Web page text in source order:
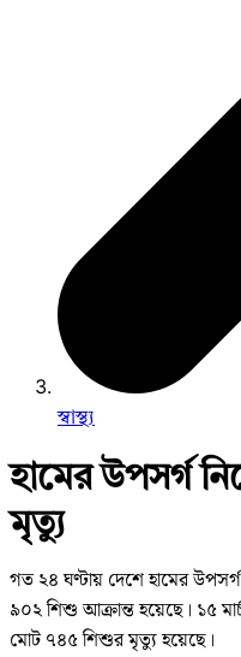
স্বাস্থ্য
হামের উপসর্গ
মৃত্যু
গত ২৪ ঘণ্টায় দেশে হামের
৯০২ শিশু আক্রান্ত হয়েছে। ১৫
মোট ৭৪৫ শিশুর মৃত্যু হয়েছে।